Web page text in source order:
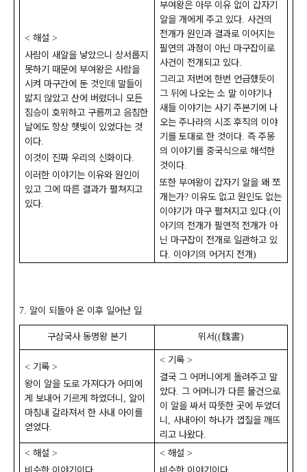
< 해설 >
사람이 새알을 낳았으니 상서롭지
못하기 때문에 부여왕은 사람을
시켜 마구간에 둔 것인데 말들이
밟지 않았고 산에 버렸더니 모든
짐승이 호위하고 구름끼고 음침한
날에도 항상 햇빛이 있었다는 것
이다.
이것이 진짜 우리의 신화이다.
이러한 이야기는 이유와 원인이
있고 그에 따른 결과가 펼쳐지고
있다.
부여왕은 아무 이유 없이 갑자기
알을 개에게 주고 있다. 사건의
전개가 원인과 결과로 이어지는
필연의 과정이 아닌 마구잡이로
사건이 전개되고 있다.
그리고 저번에 한번 언급했듯이
그 뒤에 나오는 소 말 이야기나
새들 이야기는 사기 주본기에 나
오는 주나라의 시조 후직의 이야
기를 토대로 한 것이다. 즉 주몽
의 이야기를 중국식으로 해석한
것이다.
또한 부여왕이 갑자기 알을 왜 쪼
개는가? 이유도 없고 원인도 없는
이야기가 마구 펼쳐지고 있다.(이
아기의 전개가 필연적 전개가 아
닌 마구잡이 전개로 일관하고 있
다. 이야기의 어거지 전개)
7. 알이 되돌아 온 이후 일어난 일
구삼국사 동명왕 본기 위서((魏書)
< 기록 >
왕이 알을 도로 가져다가 어미에
게 보내어 기르게 하였더니
알이
마침내 갈라져서 한 사내 아이를
얻었다.
< 기록 >
결국 그 어머니에게 돌려주고 말
았다. 그 어머니가 다른 물건으로
이 알을 싸서 따뜻한 곳에 두었더
니
사내아이 하나가 껍질을 깨뜨
리고 나왔다.
< 해설 >
비슷한 이야기이다.
< 해설 >
비슷한 이야기이다.